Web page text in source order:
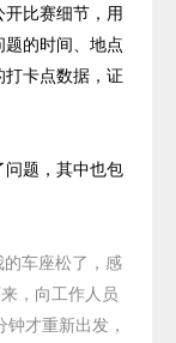
比赛细节，用
的时间、地点
打卡点数据，证
问题，其中也包
车座松了，感
，向工作人员
钟才重新出发，